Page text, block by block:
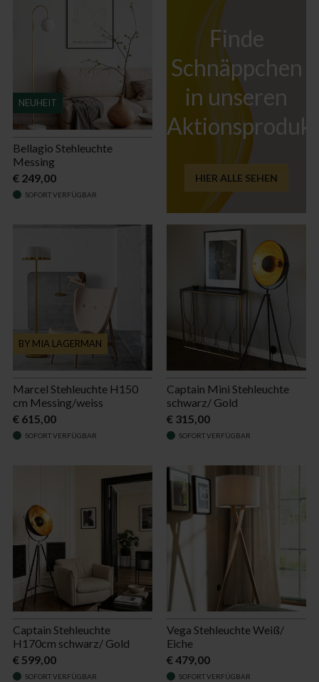
NEUHEIT
Bellagio Stehleuchte
Messing
€ 249,00
SOFORT VERFÜGBAR
Finde
Schnäppchen
in unseren
HIER ALLE SEHEN
BY MIA LAGERMAN
Marcel Stehleuchte H150
cm Messing/weiss
€ 615,00
SOFORT VERFÜGBAR
Captain Mini Stehleuchte
schwarz/ Gold
€ 315,00
SOFORT VERFÜGBAR
Captain Stehleuchte
H170cm schwarz/ Gold
€ 599,00
SOFORT VERFÜGBAR
Vega Stehleuchte Weiß/
Eiche
€ 479,00
SOFORT VERFÜGBAR